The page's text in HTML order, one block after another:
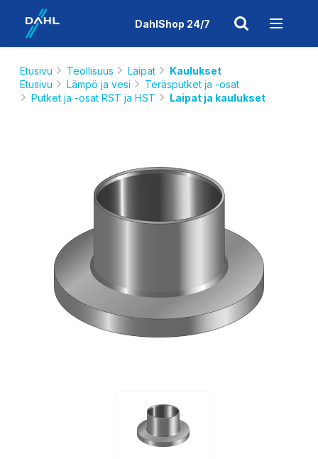
DahlShop 24/7
Etusivu Teollisuus Laipat
Kaulukset
Etusivu
Lämpö ja vesi
Teräsputket ja -osat
Putket ja -osat RST ja HST
Laipat ja kaulukset